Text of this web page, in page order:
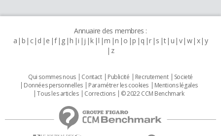
Annuaire des membres :
a b c d e f g h i j k l m n o p q r s t u v w x y
z
Qui sommes nous Contact Publicité Recrutement
Societé
Données personnelles
Paramétrer les cookies
Mentions légales
Tous les articles
Corrections © 2022 CCM Benchmark